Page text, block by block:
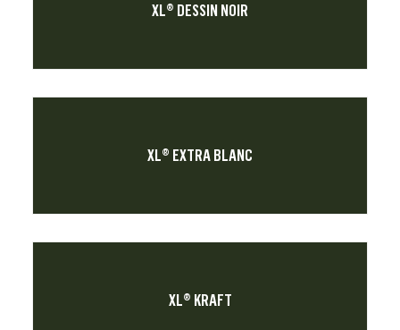
XL® DESSIN NOIR
XL® EXTRA BLANC
XL® KRAFT